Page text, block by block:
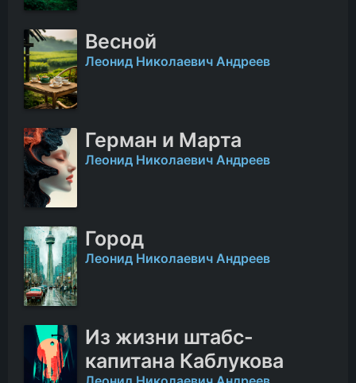
Весной
Леонид Николаевич Андреев
Герман и Марта
Леонид Николаевич Андреев
Город
Леонид Николаевич Андреев
Из жизни штабс-
капитана Каблукова